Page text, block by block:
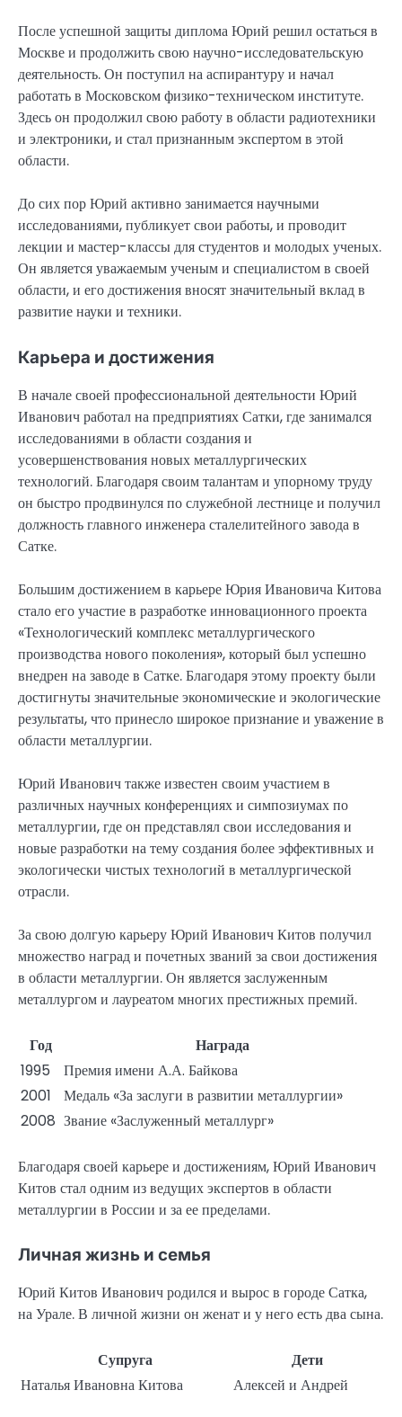
После успешной защиты диплома Юрий решил остаться в
Москве и продолжить свою научно-исследовательскую
деятельность. Он поступил на аспирантуру и начал
работать в Московском физико-техническом институте.
Здесь он продолжил свою работу в области радиотехники
и электроники, и стал признанным экспертом в этой
области.
До сих пор Юрий активно занимается научными
исследованиями, публикует свои работы, и проводит
лекции и мастер-классы для студентов и молодых ученых.
Он является уважаемым ученым и специалистом в своей
области, и его достижения вносят значительный вклад в
развитие науки и техники.
Карьера и достижения
В начале своей профессиональной деятельности Юрий
Иванович работал на предприятиях Сатки, где занимался
исследованиями в области создания и
усовершенствования новых металлургических
технологий. Благодаря своим талантам и упорному труду
он быстро продвинулся по служебной лестнице и получил
должность главного инженера сталелитейного завода в
Сатке.
Большим достижением в карьере Юрия Ивановича Китова
стало его участие в разработке инновационного проекта
«Технологический комплекс металлургического
производства нового поколения», который был успешно
внедрен на заводе в Сатке. Благодаря этому проекту были
достигнуты значительные экономические и экологические
результаты, что принесло широкое признание и уважение в
области металлургии.
Юрий Иванович также известен своим участием в
различных научных конференциях и симпозиумах по
металлургии, где он представлял свои исследования и
новые разработки на тему создания более эффективных и
экологически чистых технологий в металлургической
отрасли.
За свою долгую карьеру Юрий Иванович Китов получил
множество наград и почетных званий за свои достижения
в области металлургии. Он является заслуженным
металлургом и лауреатом многих престижных премий.
Год
Награда
1995
Премия имени А.А. Байкова
2001
Медаль «За заслуги в развитии металлургии»
2008 Звание «Заслуженный металлург»
Благодаря своей карьере и достижениям, Юрий Иванович
Китов стал одним из ведущих экспертов в области
металлургии в России и за ее пределами.
Личная жизнь и семья
Юрий Китов Иванович родился и вырос в городе Сатка,
на Урале. В личной жизни он женат и у него есть два сына.
Супруга
Дети
Наталья Ивановна Китова
Алексей и Андрей